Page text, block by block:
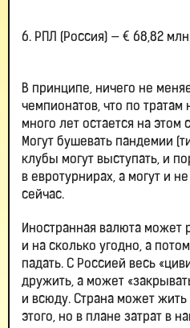
6. РПЛ (Россия) — € 68,82
В принципе, ничего не
чемпионатов, что по тратам
много лет остается на
Могут бушевать пандемии
клубы могут выступать, и
в евротурнирах, а могут и
сейчас.
Иностранная валюта может
и на сколько угодно, а
падать. С Россией весь
дружить, а может
и всюду. Страна может
этого, но в плане затрат в